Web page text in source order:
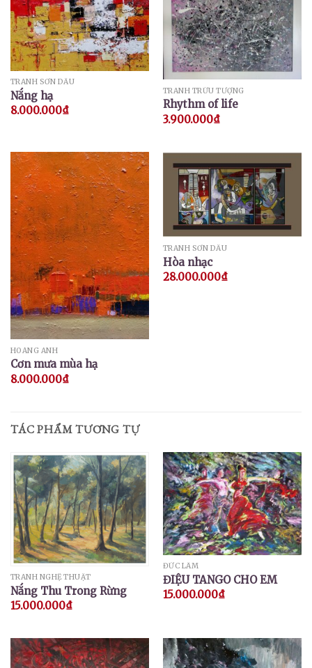
TRANH SƠN DẦU
Nắng hạ
8.000.000₫
TRANH TRỪU TƯỢNG
Rhythm of life
3.900.000₫
HOÀNG ANH
Cơn mưa mùa hạ
8.000.000₫
TRANH SƠN DẦU
Hòa nhạc
28.000.000₫
TÁC PHẨM TƯƠNG TỰ
TRANH NGHỆ THUẬT
Nắng Thu Trong Rừng
15.000.000₫
ĐỨC LÂM
ĐIỆU TANGO CHO EM
15.000.000₫